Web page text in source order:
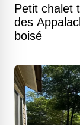
Petit chalet
des
boisé